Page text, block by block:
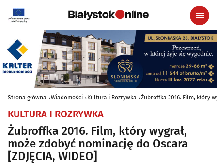
Strona główna Wiadomości Kultura i Rozrywka Żubroffka 2016. Film, który
KULTURA I ROZRYWKA
Żubroffka 2016. Film, który wygrał,
może zdobyć nominację do Oscara
[ZDJĘCIA, WIDEO]